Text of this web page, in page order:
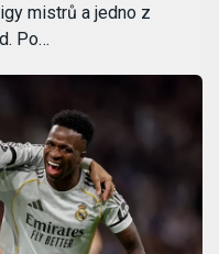
mistrů a jedno z
Po…